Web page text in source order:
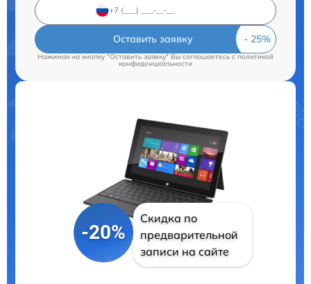
Оставить заявку
Нажимая на кнопку "Оставить заявку" Вы соглашаетесь cполитикой
конфиденциальности
-20%
Скидка по
предварительной
записи на сайте